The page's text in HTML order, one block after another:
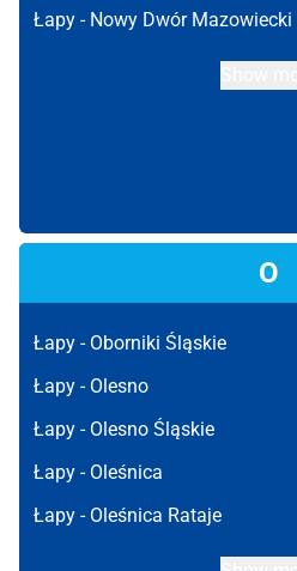
Łapy - Nowy Dwór Mazowiecki
O
Łapy - Oborniki Śląskie
Łapy - Olesno
Łapy - Olesno Śląskie
Łapy - Oleśnica
Łapy - Oleśnica Rataje